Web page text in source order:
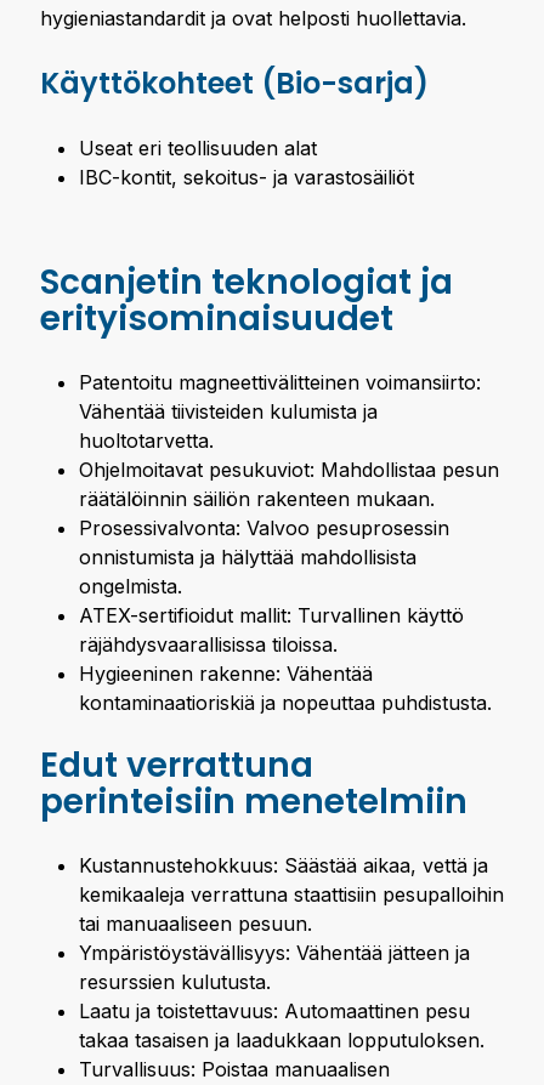
hygieniastandardit ja ovat helposti huollettavia.
Käyttökohteet (Bio-sarja)
Useat eri teollisuuden alat
IBC-kontit, sekoitus- ja varastosäiliöt
Scanjetin teknologiat ja
erityisominaisuudet
Patentoitu magneettivälitteinen voimansiirto:
Vähentää tiivisteiden kulumista ja
huoltotarvetta.
Ohjelmoitavat pesukuviot: Mahdollistaa pesun
räätälöinnin säiliön rakenteen mukaan.
Prosessivalvonta: Valvoo pesuprosessin
onnistumista ja hälyttää mahdollisista
ongelmista.
ATEX-sertifioidut mallit: Turvallinen käyttö
räjähdysvaarallisissa tiloissa.
Hygieeninen rakenne: Vähentää
kontaminaatioriskiä ja nopeuttaa puhdistusta.
Edut verrattuna
perinteisiin menetelmiin
Kustannustehokkuus: Säästää aikaa, vettä ja
kemikaaleja verrattuna staattisiin pesupalloihin
tai manuaaliseen pesuun.
Ympäristöystävällisyys: Vähentää jätteen ja
resurssien kulutusta.
Laatu ja toistettavuus: Automaattinen pesu
takaa tasaisen ja laadukkaan lopputuloksen.
Turvallisuus: Poistaa manuaalisen